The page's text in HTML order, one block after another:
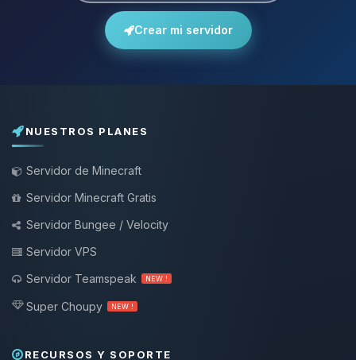
Crear mi servidor
NUESTROS PLANES
Servidor de Minecraft
Servidor Minecraft Gratis
Servidor Bungee / Velocity
Servidor VPS
Servidor Teamspeak
NEW !
Super Choupy NEW !
RECURSOS Y SOPORTE